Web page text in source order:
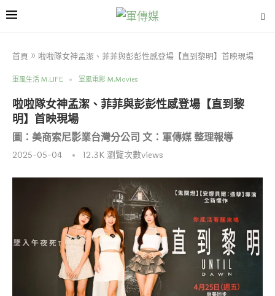
首頁 » 啦啦隊女神孟潔、菲菲與彭彭性感登場【直到黎明】首映現場
軍風生活 M.LIFE 軍風電影 M.Movies
啦啦隊女神孟潔、菲菲與彭彭性感登場【直到黎
明】首映現場
圖：美商索尼影業台灣分公司 文：軍傳媒 整理報導
2025-05-04 12.3K瀏覽次數views